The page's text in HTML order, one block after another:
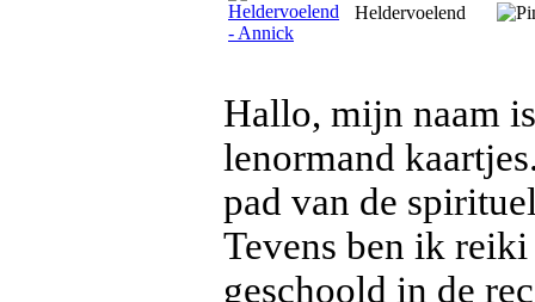
Heldervoelend
Hallo, mijn naam
lenormand
pad van de
Tevens ben ik
geschoold in de